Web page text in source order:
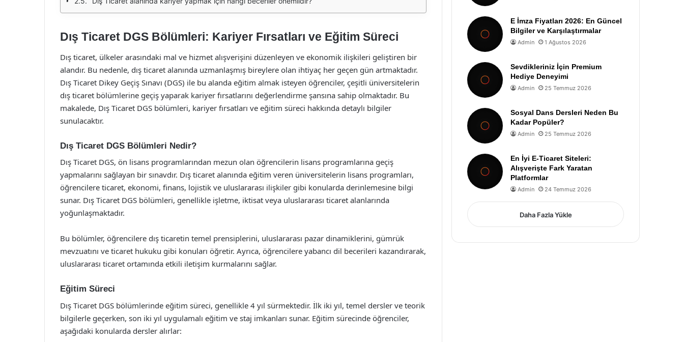
Dış Ticaret DGS Bölümleri: Kariyer Fırsatları ve Eğitim Süreci
Dış ticaret, ülkeler arasındaki mal ve hizmet alışverişini düzenleyen ve ekonomik ilişkileri geliştiren bir
alandır. Bu nedenle, dış ticaret alanında uzmanlaşmış bireylere olan ihtiyaç her geçen gün artmaktadır.
Dış Ticaret Dikey Geçiş Sınavı (DGS) ile bu alanda eğitim almak isteyen öğrenciler, çeşitli üniversitelerin
dış ticaret bölümlerine geçiş yaparak kariyer fırsatlarını değerlendirme şansına sahip olmaktadır. Bu
makalede, Dış Ticaret DGS bölümleri, kariyer fırsatları ve eğitim süreci hakkında detaylı bilgiler
sunulacaktır.
Dış Ticaret DGS Bölümleri Nedir?
Dış Ticaret DGS, ön lisans programlarından mezun olan öğrencilerin lisans programlarına geçiş
yapmalarını sağlayan bir sınavdır. Dış ticaret alanında eğitim veren üniversitelerin lisans programları,
öğrencilere ticaret, ekonomi, finans, lojistik ve uluslararası ilişkiler gibi konularda derinlemesine bilgi
sunar. Dış Ticaret DGS bölümleri, genellikle işletme, iktisat veya uluslararası ticaret alanlarında
yoğunlaşmaktadır.
Bu bölümler, öğrencilere dış ticaretin temel prensiplerini, uluslararası pazar dinamiklerini, gümrük
mevzuatını ve ticaret hukuku gibi konuları öğretir. Ayrıca, öğrencilere yabancı dil becerileri kazandırarak,
uluslararası ticaret ortamında etkili iletişim kurmalarını sağlar.
Eğitim Süreci
Dış Ticaret DGS bölümlerinde eğitim süreci, genellikle 4 yıl sürmektedir. İlk iki yıl, temel dersler ve teorik
bilgilerle geçerken, son iki yıl uygulamalı eğitim ve staj imkanları sunar. Eğitim sürecinde öğrenciler,
aşağıdaki konularda dersler alırlar:
E İmza Fiyatları 2026: En Güncel
Bilgiler ve Karşılaştırmalar
Admin 1 Ağustos 2026
Sevdikleriniz İçin Premium
Hediye Deneyimi
Admin 25 Temmuz 2026
Sosyal Dans Dersleri Neden Bu
Kadar Popüler?
Admin 25 Temmuz 2026
En İyi E-Ticaret Siteleri:
Alışverişte Fark Yaratan
Platformlar
Admin 24 Temmuz 2026
Daha Fazla Yükle